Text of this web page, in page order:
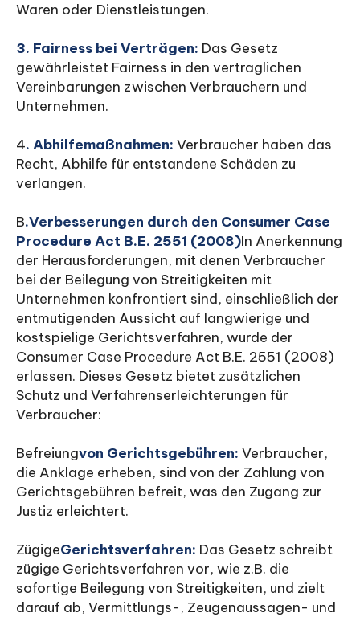
Waren oder Dienstleistungen.
3. Fairness bei Verträgen: Das Gesetz
gewährleistet Fairness in den vertraglichen
Vereinbarungen zwischen Verbrauchern und
Unternehmen.
4. Abhilfemaßnahmen: Verbraucher haben das
Recht, Abhilfe für entstandene Schäden zu
verlangen.
‍B.Verbesserungen durch den Consumer Case
Procedure Act B.E. 2551 (2008)In Anerkennung
der Herausforderungen, mit denen Verbraucher
bei der Beilegung von Streitigkeiten mit
Unternehmen konfrontiert sind, einschließlich der
entmutigenden Aussicht auf langwierige und
kostspielige Gerichtsverfahren, wurde der
Consumer Case Procedure Act B.E. 2551 (2008)
erlassen. Dieses Gesetz bietet zusätzlichen
Schutz und Verfahrenserleichterungen für
Verbraucher:
‍Befreiungvon Gerichtsgebühren: Verbraucher,
die Anklage erheben, sind von der Zahlung von
Gerichtsgebühren befreit, was den Zugang zur
Justiz erleichtert.
‍ZügigeGerichtsverfahren: Das Gesetz schreibt
zügige Gerichtsverfahren vor, wie z.B. die
sofortige Beilegung von Streitigkeiten, und zielt
darauf ab, Vermittlungs-, Zeugenaussagen- und